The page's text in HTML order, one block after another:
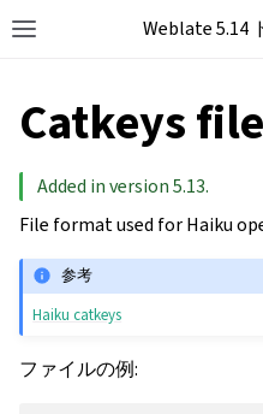
Weblate 5.14
Catkeys file
Added in version 5.13.
File format used for Haiku
参考
Haiku catkeys
ファイルの例: